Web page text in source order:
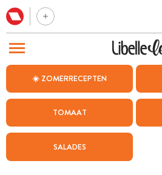
☀️ ZOMERRECEPTEN
TOMAAT
SALADES
BEZOEK ONZE ANDERE WEBSITES
WEEKMENU
CHAT MET MAIA